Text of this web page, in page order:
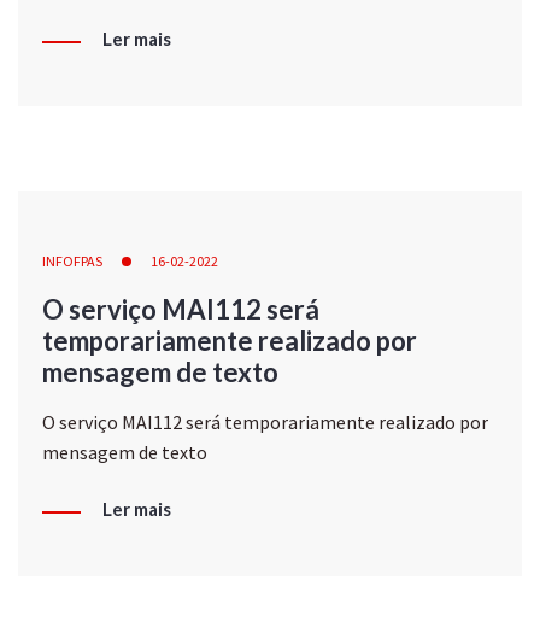
Ler mais
INFOFPAS 16-02-2022
O serviço MAI112 será
temporariamente realizado por
mensagem de texto
O serviço MAI112 será temporariamente realizado por
mensagem de texto
Ler mais